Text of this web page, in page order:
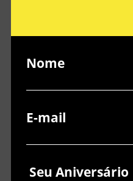
Nome
E-mail
Seu Aniversário